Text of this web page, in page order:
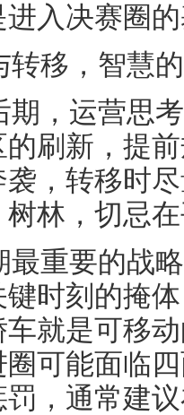
入决赛圈
转移，智慧
期，运营思
刷新，提
，转移时
林，切忌
最重要的战
时刻的掩
就是可移
可能面临
，通常建